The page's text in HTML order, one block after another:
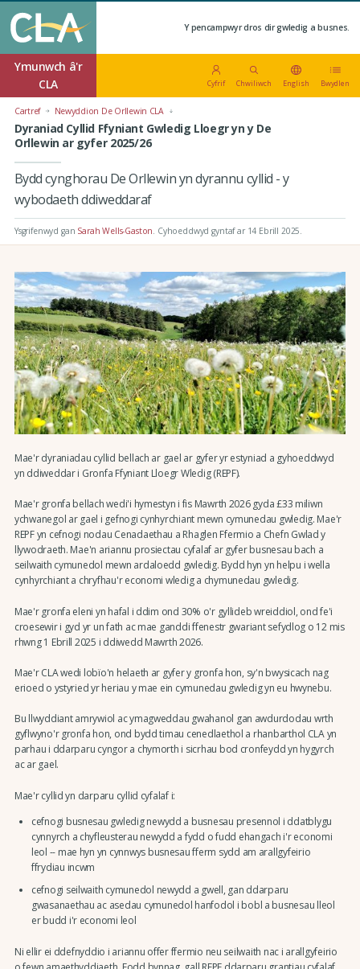
Y pencampwyr dros dir gwledig a busnes.
Ymunwch â'r
CLA
Cyfrif Chwiliwch English Bwydlen
Cartref Newyddion De Orllewin CLA
Dyraniad Cyllid Ffyniant Gwledig Lloegr yn y De
Orllewin ar gyfer 2025/26
Bydd cynghorau De Orllewin yn dyrannu cyllid - y
wybodaeth ddiweddaraf
Ysgrifenwyd gan Sarah Wells-Gaston Cyhoeddwyd gyntaf ar 14 Ebrill 2025
Mae'r dyraniadau cyllid bellach ar gael ar gyfer yr estyniad a gyhoeddwyd
yn ddiweddar i Gronfa Ffyniant Lloegr Wledig (REPF).
Mae'r gronfa bellach wedi'i hymestyn i fis Mawrth 2026 gyda £33 miliwn
ychwanegol ar gael i gefnogi cynhyrchiant mewn cymunedau gwledig. Mae'r
REPF yn cefnogi nodau Cenadaethau a Rhaglen Ffermio a Chefn Gwlad y
llywodraeth. Mae'n ariannu prosiectau cyfalaf ar gyfer busnesau bach a
seilwaith cymunedol mewn ardaloedd gwledig. Bydd hyn yn helpu i wella
cynhyrchiant a chryfhau'r economi wledig a chymunedau gwledig.
Mae'r gronfa eleni yn hafal i ddim ond 30% o'r gyllideb wreiddiol, ond fe'i
croesewir i gyd yr un fath ac mae ganddi ffenestr gwariant sefydlog o 12 mis
rhwng 1 Ebrill 2025 i ddiwedd Mawrth 2026.
Mae'r CLA wedi lobïo'n helaeth ar gyfer y gronfa hon, sy'n bwysicach nag
erioed o ystyried yr heriau y mae ein cymunedau gwledig yn eu hwynebu.
Bu llwyddiant amrywiol ac ymagweddau gwahanol gan awdurdodau wrth
gyflwyno'r gronfa hon, ond bydd timau cenedlaethol a rhanbarthol CLA yn
parhau i ddarparu cyngor a chymorth i sicrhau bod cronfeydd yn hygyrch
ac ar gael.
Mae'r cyllid yn darparu cyllid cyfalaf i:
cefnogi busnesau gwledig newydd a busnesau presennol i ddatblygu
cynnyrch a chyfleusterau newydd a fydd o fudd ehangach i'r economi
leol -- mae hyn yn cynnwys busnesau fferm sydd am arallgyfeirio
ffrydiau incwm
cefnogi seilwaith cymunedol newydd a gwell, gan ddarparu
gwasanaethau ac asedau cymunedol hanfodol i bobl a busnesau lleol
er budd i'r economi leol
Ni ellir ei ddefnyddio i ariannu offer ffermio neu seilwaith nac i arallgyfeirio